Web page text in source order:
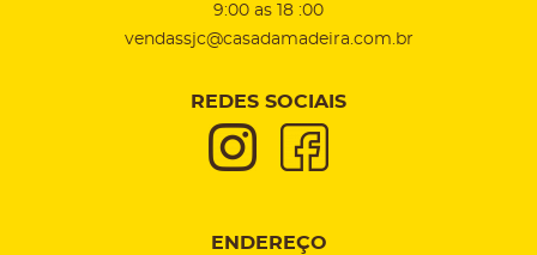
9:00 as 18 :00
vendassjc@casadamadeira.com.br
REDES SOCIAIS
ENDEREÇO